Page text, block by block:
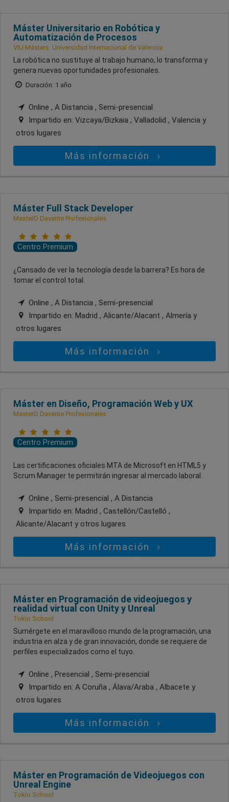
Máster Universitario en Robótica y
Automatización de Procesos
VIU Másters. Universidad Internacional de Valencia
La robótica no sustituye al trabajo humano, lo transforma y
genera nuevas oportunidades profesionales.
Duración: 1 año
Online , A Distancia , Semi-presencial
Impartido en: Vizcaya/Bizkaia , Valladolid , Valencia y
otros lugares
Más información
Máster Full Stack Developer
MasterD Davante Profesionales
Centro Premium
¿Cansado de ver la tecnología desde la barrera? Es hora de
tomar el control total.
Online , A Distancia , Semi-presencial
Impartido en: Madrid , Alicante/Alacant , Almería y
otros lugares
Más información
Máster en Diseño, Programación Web y UX
MasterD Davante Profesionales
Centro Premium
Las certificaciones oficiales MTA de Microsoft en HTML5 y
Scrum Manager te permitirán ingresar al mercado laboral.
Online , Semi-presencial , A Distancia
Impartido en: Madrid , Castellón/Castelló ,
Alicante/Alacant y otros lugares
Más información
Máster en Programación de videojuegos y
realidad virtual con Unity y Unreal
Tokio School
Sumérgete en el maravilloso mundo de la programación, una
industria en alza y de gran innovación, donde se requiere de
perfiles especializados como el tuyo.
Online , Presencial , Semi-presencial
Impartido en: A Coruña , Álava/Araba , Albacete y
otros lugares
Más información
Máster en Programación de Videojuegos con
Unreal Engine
Tokio School